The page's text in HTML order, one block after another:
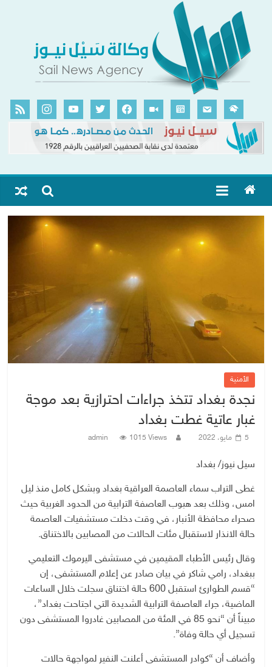
الأمنية
نجدة بغداد تتخذ جراءات احترازية بعد موجة
غبار عاتية غطت بغداد
5 مايو، 2022 admin 1015 Views
سيل نيوز/ بغداد
غطى التراب سماء العاصمة العراقية بغداد وبشكل كامل منذ ليل
امس، وذلك بعد هبوب العاصفة الترابية من الحدود الغربية حيث
صحراء محافظة الأنبار، في وقت دخلت مستشفيات العاصمة
حالة الانذار لاستقبال مئات الحالات من المصابين بالاختناق.
وقال رئيس الأطباء المقيمين في مستشفى اليرموك التعليمي
ببغداد، رامي شاكر في بيان صادر عن إعلام المستشفى، إن
“قسم الطوارئ استقبل 600 حالة اختناق سجلت خلال الساعات
الماضية، جراء العاصفة الترابية الشديدة التي اجتاحت بغداد”،
مبيناً أن “نحو 85 في المئة من المصابين غادروا المستشفى دون
تسجيل أي حالة وفاة”.
وأضاف أن “كوادر المستشفى أعلنت النفير لمواجهة حالات